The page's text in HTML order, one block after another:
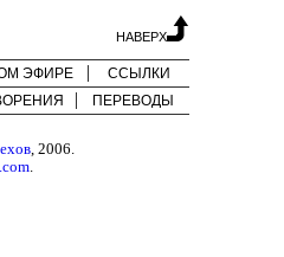
НАВЕРХ
ЭФИРЕ
ССЫЛКИ
ПЕРЕВОДЫ
, 2006.
.